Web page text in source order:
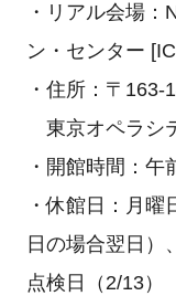
・リアル会場：
ン・センター
・住所：〒
東京オペラシ
・開館時間：
・休館日：月
日の場合翌日）
点検日（2/13）